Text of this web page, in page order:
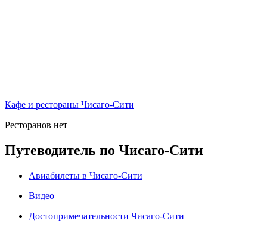
Кафе и рестораны Чисаго-Сити
Ресторанов нет
Путеводитель по Чисаго-Сити
Авиабилеты в Чисаго-Сити
Видео
Достопримечательности Чисаго-Сити